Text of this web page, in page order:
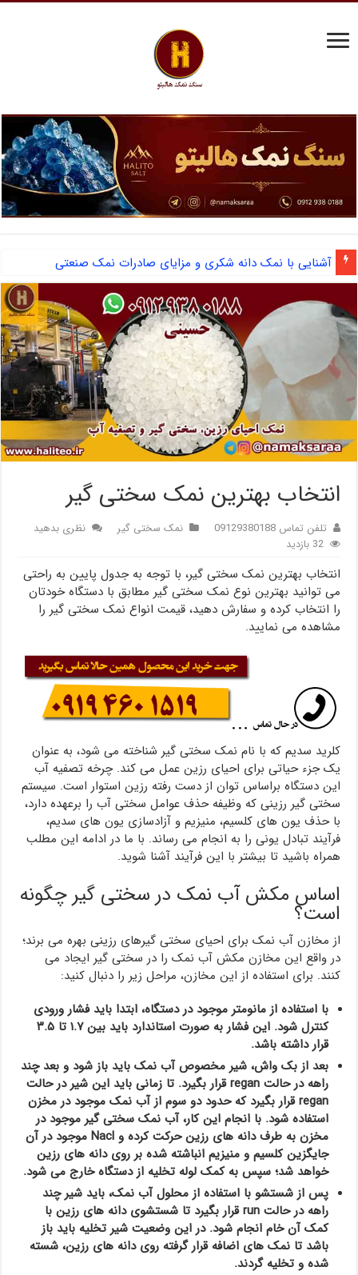
آشنایی با نمک دانه شکری و مزایای صادرات نمک صنعتی
انتخاب بهترین نمک سختی گیر
تلفن تماس 09129380188 نمک سختی گیر
نظری بدهید
32 بازدید
انتخاب بهترین نمک سختی گیر، با توجه به جدول پایین به راحتی
می توانید بهترین نوع نمک سختی گیر مطابق با دستگاه خودتان
را انتخاب کرده و سفارش دهید، قیمت انواع نمک سختی گیر را
مشاهده می نمایید.
کلرید سدیم که با نام نمک سختی گیر شناخته می شود، به عنوان
یک جزء حیاتی برای احیای رزین عمل می کند. چرخه تصفیه آب
این دستگاه براساس توان از دست رفته رزین استوار است. سیستم
سختی گیر رزینی که وظیفه حذف عوامل سختی آب را برعهده دارد،
با حذف یون های کلسیم، منیزیم و آزادسازی یون های سدیم،
فرآیند تبادل یونی را به انجام می رساند. با ما در ادامه این مطلب
همراه باشید تا بیشتر با این فرآیند آشنا شوید.
اساس مکش آب نمک در سختی گیر چگونه
است؟
از مخازن آب نمک برای احیای سختی گیرهای رزینی بهره می برند؛
در واقع این مخازن مکش آب نمک را در سختی گیر ایجاد می
کنند‌. برای استفاده از این مخازن، مراحل زیر را دنبال کنید:
با استفاده از مانومتر موجود در دستگاه، ابتدا باید فشار ورودی
کنترل شود. این فشار به صورت استاندارد باید بین ۱.۷ تا ۳.۵
قرار داشته باشد.
بعد از بک واش، شیر مخصوص آب نمک باید باز شود و بعد چند
راهه در حالت regan قرار بگیرد. تا زمانی باید این شیر در حالت
regan قرار بگیرد که حدود دو سوم از آب نمک موجود در مخزن
استفاده شود. با انجام این کار، آب نمک سختی گیر موجود در
مخزن به طرف دانه های رزین حرکت کرده و Nacl موجود در آن
جایگزین کلسیم و منیزیم انباشته شده بر روی دانه های رزین
خواهد شد؛ سپس به کمک لوله تخلیه از دستگاه خارج می شود.
پس از شستشو با استفاده از محلول آب نمک، باید شیر چند
راهه در حالت run قرار بگیرد تا شستشوی دانه های رزین با
کمک آن خام انجام شود. در این وضعیت شیر تخلیه باید باز
باشد تا نمک های اضافه قرار گرفته روی دانه های رزین، شسته
شده و تخلیه گردند.